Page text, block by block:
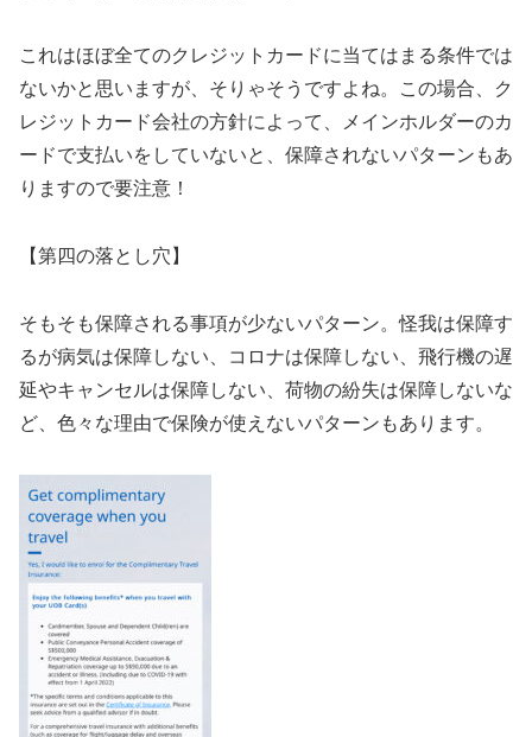
これはほぼ全てのクレジットカードに当てはまる条件では
ないかと思いますが、そりゃそうですよね。この場合、ク
レジットカード会社の方針によって、メインホルダーのカ
ードで支払いをしていないと、保障されないパターンもあ
りますので要注意！
【第四の落とし穴】
そもそも保障される事項が少ないパターン。怪我は保障す
るが病気は保障しない、コロナは保障しない、飛行機の遅
延やキャンセルは保障しない、荷物の紛失は保障しないな
ど、色々な理由で保険が使えないパターンもあります。